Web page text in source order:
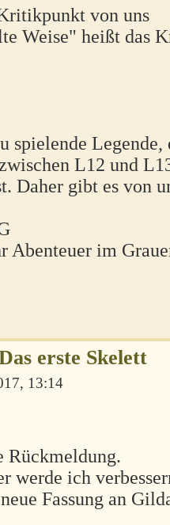
von uns
Weise" heißt das
spielende Legende,
L12 und
Daher gibt es von
Abenteuer im
erste Skelett
13:14
Rückmeldung.
werde ich
Fassung an